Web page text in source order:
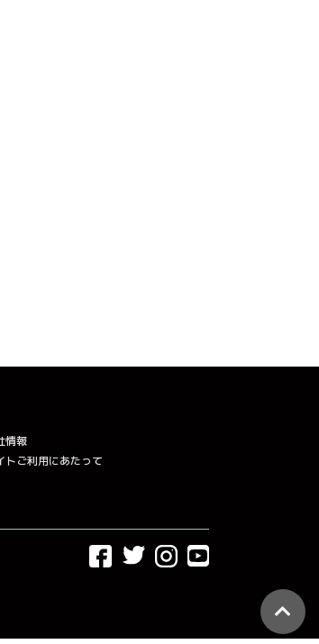
情報
トご利用にあたって